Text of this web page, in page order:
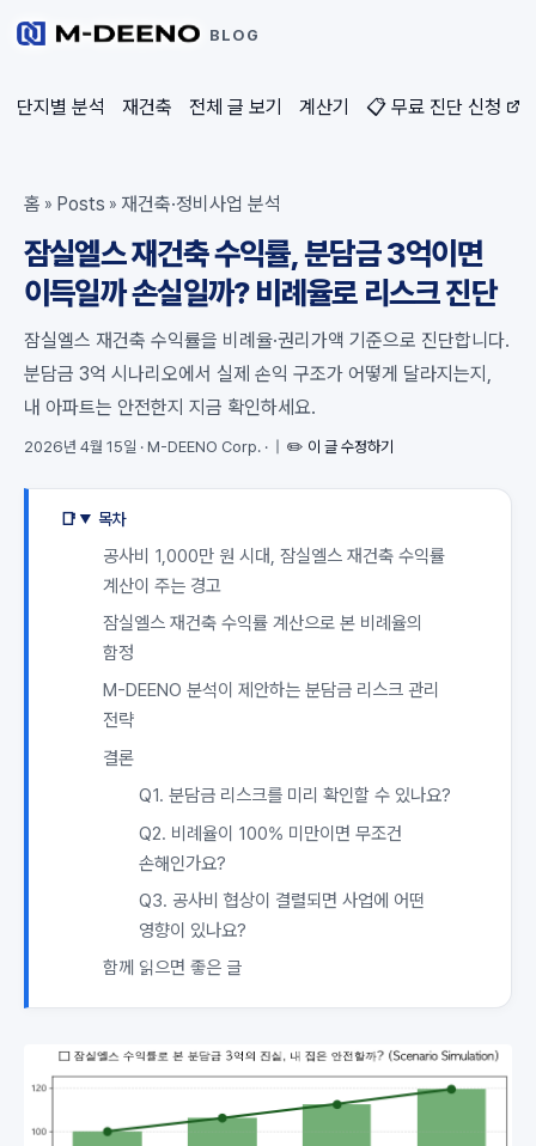
BLOG
단지별 분석 재건축 전체 글 보기 계산기 📋 무료 진단 신청
홈 » Posts » 재건축·정비사업 분석
잠실엘스 재건축 수익률, 분담금 3억이면
이득일까 손실일까? 비례율로 리스크 진단
잠실엘스 재건축 수익률을 비례율·권리가액 기준으로 진단합니다.
분담금 3억 시나리오에서 실제 손익 구조가 어떻게 달라지는지,
내 아파트는 안전한지 지금 확인하세요.
2026년 4월 15일 · M-DEENO Corp. · ✏️ 이 글 수정하기
목차
공사비 1,000만 원 시대, 잠실엘스 재건축 수익률
계산이 주는 경고
잠실엘스 재건축 수익률 계산으로 본 비례율의
함정
M-DEENO 분석이 제안하는 분담금 리스크 관리
전략
결론
Q1. 분담금 리스크를 미리 확인할 수 있나요?
Q2. 비례율이 100% 미만이면 무조건
손해인가요?
Q3. 공사비 협상이 결렬되면 사업에 어떤
영향이 있나요?
함께 읽으면 좋은 글